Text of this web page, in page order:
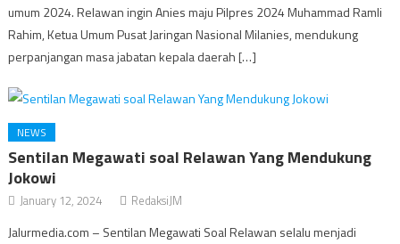
umum 2024. Relawan ingin Anies maju Pilpres 2024 Muhammad Ramli
Rahim, Ketua Umum Pusat Jaringan Nasional Milanies, mendukung
perpanjangan masa jabatan kepala daerah […]
NEWS
Sentilan Megawati soal Relawan Yang Mendukung
Jokowi
January 12, 2024 RedaksiJM
Jalurmedia.com – Sentilan Megawati Soal Relawan selalu menjadi